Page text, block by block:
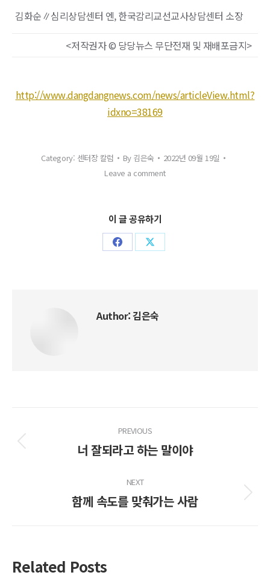
김화순∥심리상담센터 엔, 한국감리교선교사상담센터 소장
<저작권자 © 당당뉴스 무단전재 및 재배포금지>
http://www.dangdangnews.com/news/articleView.html?
idxno=38169
Category: 센터장 칼럼 By 김은숙
2022년 09월 19일
Leave a comment
이 글 공유하기
Share Share
Author:김은숙
navigation
PREVIOUS
Previous
너 잘되라고 하는 말이야
NEXT
Next
함께 속도를 맞춰가는 사람
Related Posts